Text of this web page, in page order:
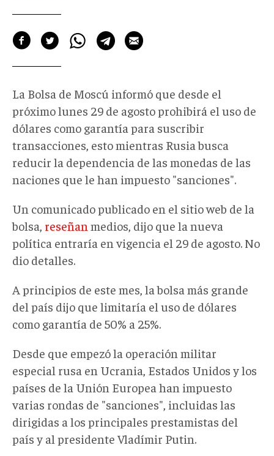
La Bolsa de Moscú informó que desde el
próximo lunes 29 de agosto prohibirá el uso de
dólares como garantía para suscribir
transacciones, esto mientras Rusia busca
reducir la dependencia de las monedas de las
naciones que le han impuesto "sanciones".
Un comunicado publicado en el sitio web de la
bolsa, reseñan medios, dijo que la nueva
política entraría en vigencia el 29 de agosto. No
dio detalles.
A principios de este mes, la bolsa más grande
del país dijo que limitaría el uso de dólares
como garantía de 50% a 25%.
Desde que empezó la operación militar
especial rusa en Ucrania, Estados Unidos y los
países de la Unión Europea han impuesto
varias rondas de "sanciones", incluidas las
dirigidas a los principales prestamistas del
país y al presidente Vladímir Putin.